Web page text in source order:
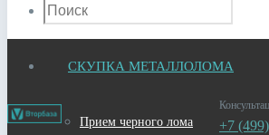
СКУПКА МЕТАЛЛОЛОМА
Прием черного лома +7